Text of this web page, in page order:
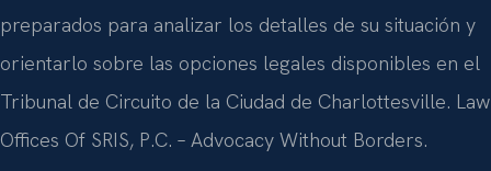
preparados para analizar los detalles de su situación y
orientarlo sobre las opciones legales disponibles en el
Tribunal de Circuito de la Ciudad de Charlottesville. Law
Offices Of SRIS, P.C. – Advocacy Without Borders.